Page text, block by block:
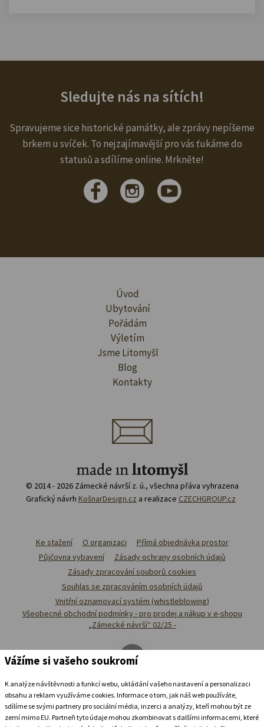
Sledujte nás na sítích!
Spravujeme sice historické památky, ale zprávy nepíšeme
brkem u svíček. To nejzajímavější pro vás ťukáme do
statusů a sdílíme online. Mrkněte!
Úvod
Ubytování
Pořádám
Výletím
Jsme Litomyšl
Blog
Kontakty
© 2014 - 2026 Zámecké návrší z. ú., všechna přáva vyhrazena
Grafický návrh KošnarDesign.cz a realizace CZECHGROUP.cz
Ke stažení O organizaci
Přímá objednávka prostor
Půjčovna vybavení
Zásady ochrany osobních údajů
Zásady zpracování souborů cookies
Souhlas se zpracováním osobních údajů
Vnitřní oznamovací systém (whistleblowing)
Všeobecné obchodní podmínky - pro prodej a nákup v e-shopu
„Zámecké návrší“ 02/25 -
Vážíme si vašeho soukromí
K analýze návštěvnosti a funkcí webu, ukládání vašeho nastavení a personalizaci
obsahu a reklam využíváme cookies. Informace o tom, jak náš web používáte,
sdílíme se svými partnery pro sociální média, inzerci a analýzy, kteří mohou být ze
zemí mimo EU. Partneři tyto údaje mohou zkombinovat s dalšími informacemi, které